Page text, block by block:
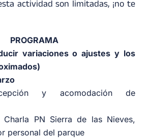
actividad son limitadas, ¡no te
PROGRAMA
variaciones o ajustes y los
y acomodación de
Charla PN Sierra de las Nieves,
personal del parque